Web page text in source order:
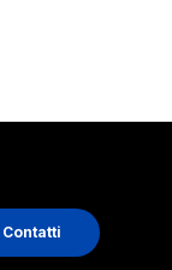
Contatti